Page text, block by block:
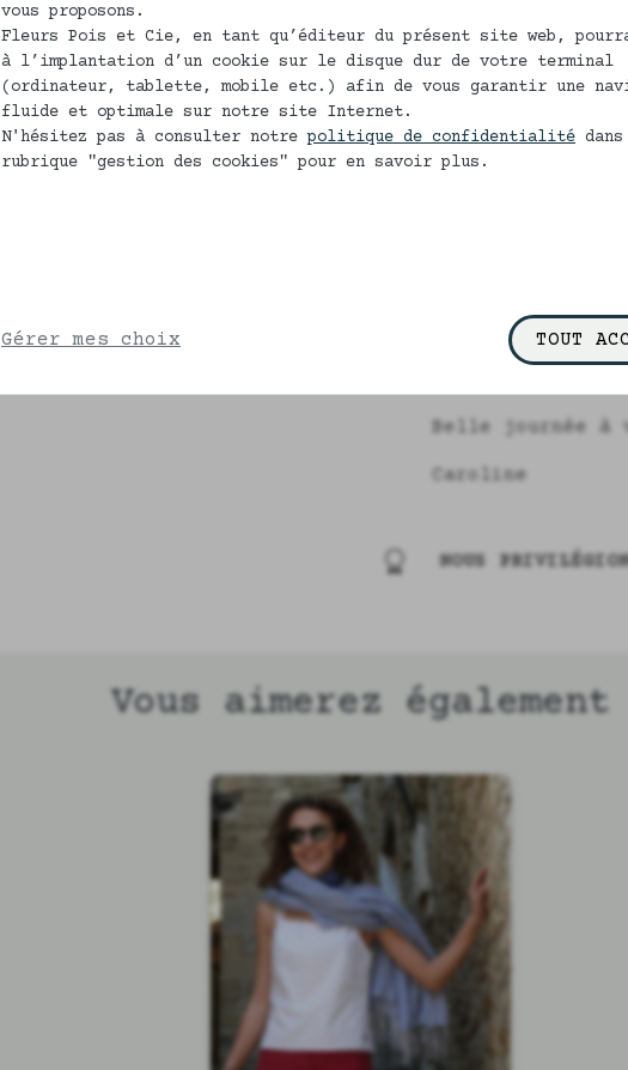
Faites toujours
durant une nuit
l'eau.
Laver en suite à
En cas de
Marseille, puis
tâche et
Rincer et cela
Eviter au
Choisissez
de nos shortys
Belle journée à
Caroline
NOUS
Vous aimerez également
vous proposons.
Fleurs Pois et Cie, en tant qu’éditeur du présent site web,
à l’implantation d’un cookie sur le disque dur de votre terminal
(ordinateur, tablette, mobile etc.) afin de vous garantir une
fluide et optimale sur notre site Internet.
N'hésitez pas à consulter notre politique de confidentialité
rubrique "gestion des cookies" pour en savoir plus.
Gérer mes choix TOUT